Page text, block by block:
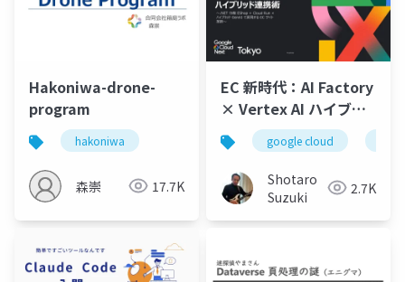
Hakoniwa-drone-
program
hakoniwa
森崇 17.7K
EC 新時代：AI Factory
× Vertex AI ハイブリ
ッド連携術 - 配布用(当
日実施版)
google cloud
Shotaro
Suzuki
2.7K